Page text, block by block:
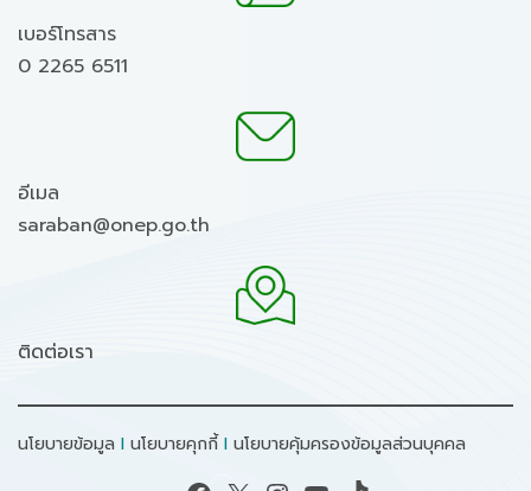
เบอร์โทรสาร
0 2265 6511
อีเมล
saraban@onep.go.th
ติดต่อเรา
นโยบายข้อมูล I นโยบายคุกกี้ I นโยบายคุ้มครองข้อมูลส่วนบุคคล